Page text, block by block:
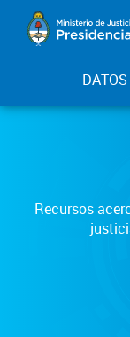
DATOS
Recursos